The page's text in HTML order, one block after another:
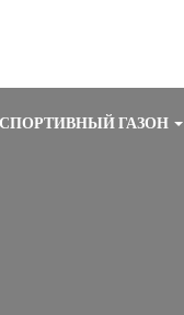
СПОРТИВНЫЙ ГАЗОН